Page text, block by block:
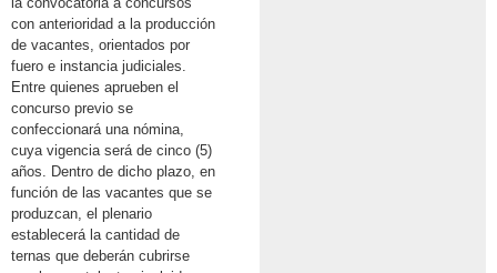
con anterioridad a la producción
de vacantes, orientados por
fuero e instancia judiciales.
Entre quienes aprueben el
concurso previo se
confeccionará una nómina,
cuya vigencia será de cinco (5)
años. Dentro de dicho plazo, en
función de las vacantes que se
produzcan, el plenario
establecerá la cantidad de
ternas que deberán cubrirse